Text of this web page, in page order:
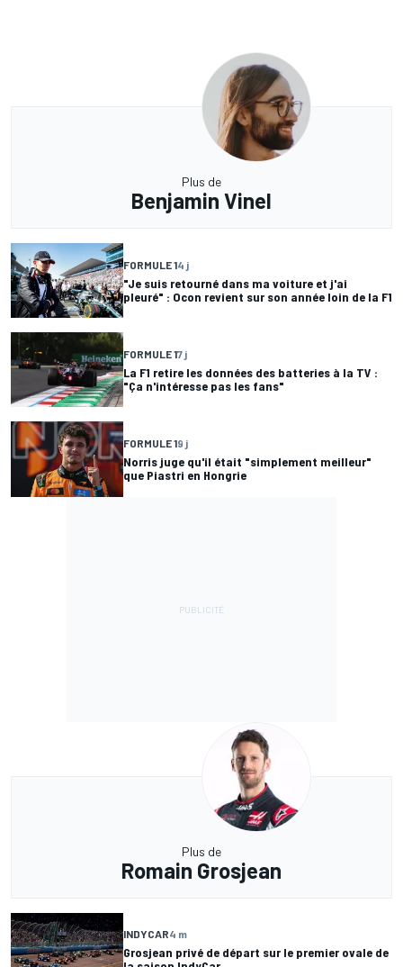
Plus de
Benjamin Vinel
FORMULE 14 j
"Je suis retourné dans ma voiture et j'ai
pleuré" : Ocon revient sur son année loin de la F1
FORMULE 17 j
La F1 retire les données des batteries à la TV :
"Ça n'intéresse pas les fans"
FORMULE 19 j
Norris juge qu'il était "simplement meilleur"
que Piastri en Hongrie
Plus de
Romain Grosjean
INDYCAR4 m
Grosjean privé de départ sur le premier ovale de